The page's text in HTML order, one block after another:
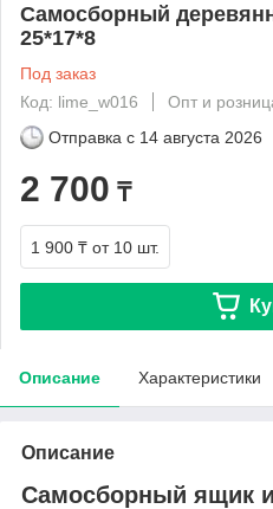
Самосборный
25*17*8
Под заказ
Код: lime_w016
Опт и
Отправка с 14 августа 2026
2 700 ₸
1 900 ₸ от 10 шт.
Описание Характеристики
Описание
Самосборный ящик